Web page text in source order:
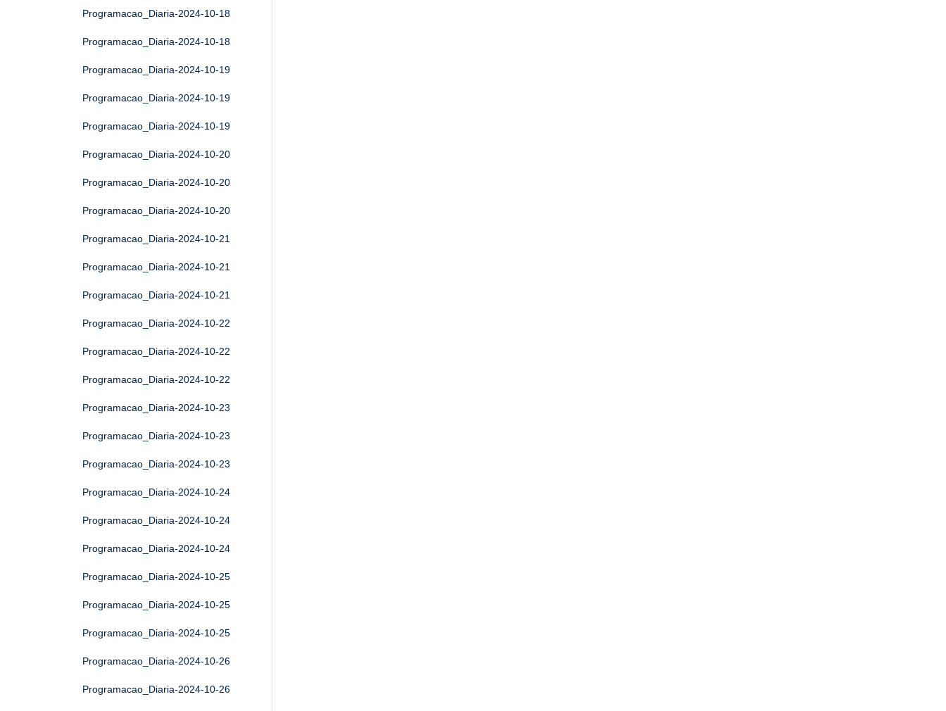
Programacao_Diaria-2024-10-18
Programacao_Diaria-2024-10-18
Programacao_Diaria-2024-10-19
Programacao_Diaria-2024-10-19
Programacao_Diaria-2024-10-19
Programacao_Diaria-2024-10-20
Programacao_Diaria-2024-10-20
Programacao_Diaria-2024-10-20
Programacao_Diaria-2024-10-21
Programacao_Diaria-2024-10-21
Programacao_Diaria-2024-10-21
Programacao_Diaria-2024-10-22
Programacao_Diaria-2024-10-22
Programacao_Diaria-2024-10-22
Programacao_Diaria-2024-10-23
Programacao_Diaria-2024-10-23
Programacao_Diaria-2024-10-23
Programacao_Diaria-2024-10-24
Programacao_Diaria-2024-10-24
Programacao_Diaria-2024-10-24
Programacao_Diaria-2024-10-25
Programacao_Diaria-2024-10-25
Programacao_Diaria-2024-10-25
Programacao_Diaria-2024-10-26
Programacao_Diaria-2024-10-26